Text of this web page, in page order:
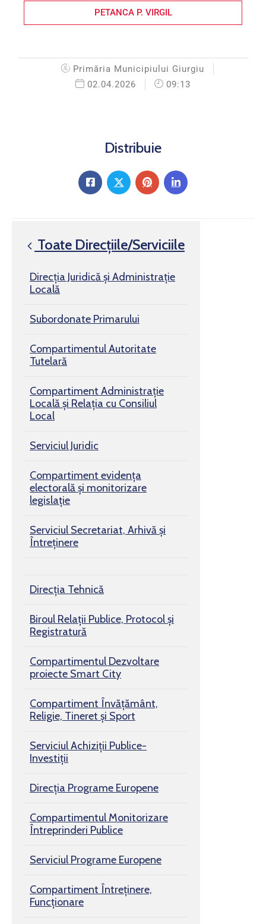
PETANCA P. VIRGIL
Primăria Municipiului Giurgiu
02.04.2026
09:13
Distribuie
Toate Direcțiile/Serviciile
Direcția Juridică și Administrație
Locală
Subordonate Primarului
Compartimentul Autoritate
Tutelară
Compartiment Administrație
Locală și Relația cu Consiliul
Local
Serviciul Juridic
Compartiment evidența
electorală și monitorizare
legislație
Serviciul Secretariat, Arhivă și
Întreținere
Direcția Tehnică
Biroul Relaţii Publice, Protocol şi
Registratură
Compartimentul Dezvoltare
proiecte Smart City
Compartiment Învățământ,
Religie, Tineret și Sport
Serviciul Achiziții Publice-
Investiții
Direcția Programe Europene
Compartimentul Monitorizare
Întreprinderi Publice
Serviciul Programe Europene
Compartiment Întreținere,
Funcționare